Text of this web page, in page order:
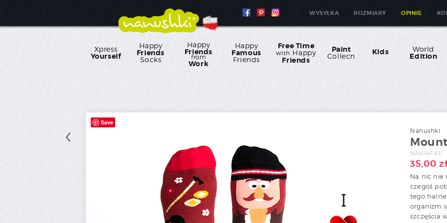
WYSYŁKA ROZMIARY OPINIE
Xpress
Yourself
Happy
Friends
Socks
Happy
Friends
from
Work
Happy
Famous
Friends
Free Time
withHappy
Friends
Paint
Collecn Kids World
Edition
Save
Nanushki
NAN-HF-63
35,00
Na nic nie
czegoś
tego
organizm
szczęścia